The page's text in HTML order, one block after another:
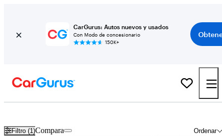
CarGurus: Autos nuevos y usados
Con Modo de concesionario
150K+
Filtro (1) Ordenar
Compara